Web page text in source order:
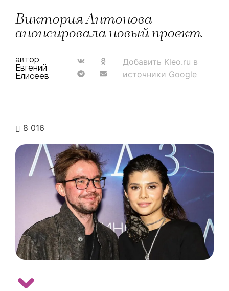
Виктория Антонова
анонсировала новый проект.
автор
Евгений
Елисеев
Добавить Kleo.ru в
источники Google
8 016